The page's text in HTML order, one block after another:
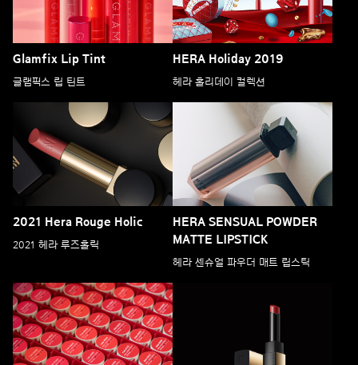
Glamfix Lip Tint
글램픽스 립 틴트
HERA Holiday 2019
헤라 홀리데이 컬렉션
2021 Hera Rouge Holic
2021 헤라 루즈홀릭
HERA SENSUAL POWDER
MATTE LIPSTICK
헤라 센슈얼 파우더 매트 립스틱